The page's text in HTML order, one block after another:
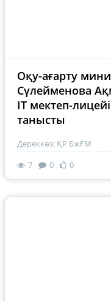
Оқу-ағарту
Сүлейменова
IT мектеп-
танысты
Дереккөз: ҚР БжҒМ
7
0 0